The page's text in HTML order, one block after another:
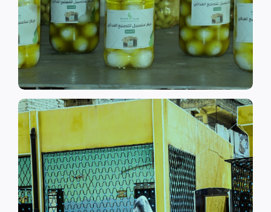
الى الاهتمام بالمشاريع التنموية.
اقرأ المزيد
التعليمية أو المتأخرين عن المراحل
الدراسية بسبب الصراع القائم.
اقرأ المزيد